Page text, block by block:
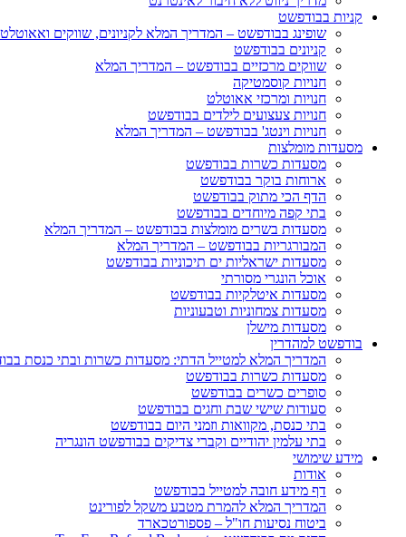
קניות בבודפשט
שופינג בבודפשט – המדריך המלא לקניונים, שווקים
קניונים בבודפשט
שווקים מרכזיים בבודפשט – המדריך המלא
חנויות קוסמטיקה
חנויות ומרכזי אאוטלט
חנויות צעצועים לילדים בבודפשט
חנויות וינטג' בבודפשט – המדריך המלא
מסעדות מומלצות
מסעדות כשרות בבודפשט
ארוחות בוקר בבודפשט
הדף הכי מתוק בבודפשט
בתי קפה מיוחדים בבודפשט
מסעדות בשרים מומלצות בבודפשט – המדריך המלא
המבורגריות בבודפשט – המדריך המלא
מסעדות ישראליות ים תיכוניות בבודפשט
אוכל הונגרי מסורתי
מסעדות איטלקיות בבודפשט
מסעדות צמחוניות וטבעוניות
מסעדות מישלן
בודפשט למהדרין
המדריך המלא למטייל הדתי: מסעדות כשרות ובתי כנסת
מסעדות כשרות בבודפשט
סופרים כשרים בבודפשט
סעודות שישי שבת וחגים בבודפשט
בתי כנסת, מקוואות וזמני היום בבודפשט
בתי עלמין יהודיים וקברי צדיקים בבודפשט הונגריה
מידע שימושי
אודות
דף מידע חובה למטייל בבודפשט
המדריך המלא להמרת מטבע משקל לפורינט
ביטוח נסיעות חו"ל – פספורטכארד